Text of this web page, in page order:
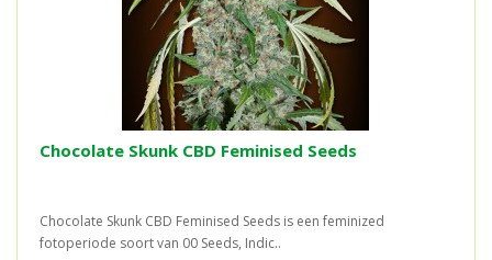
Chocolate Skunk CBD Feminised Seeds
Chocolate Skunk CBD Feminised Seeds is een feminized
fotoperiode soort van 00 Seeds, Indic..